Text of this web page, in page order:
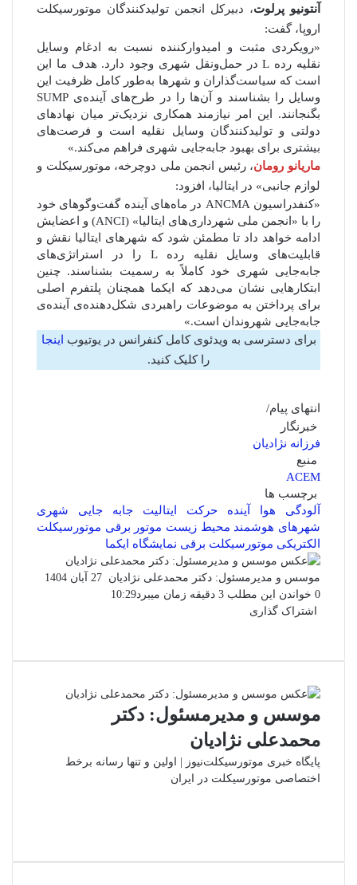
آنتونیو پرلوت، دبیرکل انجمن تولیدکنندگان موتورسیکلت
اروپا، گفت:
«رویکردی مثبت و امیدوارکننده نسبت به ادغام وسایل
نقلیه رده‌ L در حمل‌ونقل شهری وجود دارد. هدف ما این
است که سیاست‌گذاران و شهرها به‌طور کامل ظرفیت این
وسایل را بشناسند و آن‌ها را در طرح‌های آینده‌ی SUMP
بگنجانند. این امر نیازمند همکاری نزدیک‌تر میان نهادهای
دولتی و تولیدکنندگان وسایل نقلیه است و فرصت‌های
بیشتری برای بهبود جابه‌جایی شهری فراهم می‌کند.»
ماریانو رومان، رئیس انجمن ملی دوچرخه، موتورسیکلت و
لوازم جانبی» در ایتالیا، افزود:
«کنفدراسیون ANCMA در ماه‌های آینده گفت‌وگوهای خود
را با «انجمن ملی شهرداری‌های ایتالیا» (ANCI) و اعضایش
ادامه خواهد داد تا مطمئن شود که شهرهای ایتالیا نقش و
قابلیت‌های وسایل نقلیه رده‌ L را در استراتژی‌های
جابه‌جایی شهری خود کاملاً به رسمیت بشناسند. چنین
ابتکارهایی نشان می‌دهد که ایکما همچنان پلتفرم اصلی
برای پرداختن به موضوعات راهبردی شکل‌دهنده‌ی آینده‌ی
جابه‌جایی شهروندان است.»
برای دسترسی به ویدئوی کامل کنفرانس در یوتیوب
اینجا
را کلیک کنید.
انتهای پیام/
خبرنگار
فرزانه نژادیان
منبع
ACEM
برچسب ها
آلودگی هوا
آینده حرکت ایتالیت
جابه جایی شهری
شهرهای هوشمند محیط زیست موتور برقی موتورسیکلت
الکتریکى موتورسیکلت برقى نمایشگاه ایکما
موسس و مدیرمسئول: دکتر محمدعلی نژادیان ارسال 27 آبان 1404
10:29
0 خواندن این مطلب 3 دقیقه زمان میبرد
اشتراک گذاری
از
ایمیل
موسس و مدیرمسئول: دکتر
محمدعلی نژادیان
پایگاه خبری موتورسیکلت‌نیوز | اولین و تنها رسانه برخط
اختصاصی موتورسیکلت در ایران